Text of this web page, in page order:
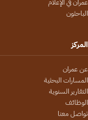
عمران في الإعلام
الباحثون
المركز
عن عمران
المسارات البحثية
التقارير السنوية
الوظائف
تواصل معنا